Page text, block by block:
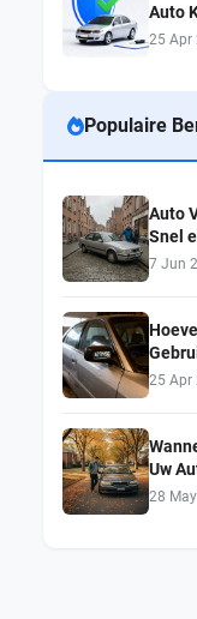
Auto
25 Apr
Populaire
Auto
Snel
7 Jun
25 Apr
Uw
28